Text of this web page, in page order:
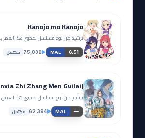
Kanojo mo Kanojo
ترشيح من نوع مسلسل لمحبي هذا العمل.
MAL 6.51
75,832 مكتمل
ترشيح من نوع مسلسل لمحبي هذا العمل.
MAL —
62,394 مكتمل